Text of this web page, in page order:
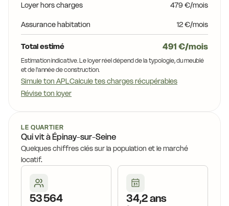
Loyer hors charges 479 €/mois
Assurance habitation 12 €/mois
Total estimé 491 €/mois
Estimation indicative. Le loyer réel dépend de la typologie, du meublé
et de l'année de construction.
Simule ton APLCalcule tes charges récupérables
Révise ton loyer
LE QUARTIER
Qui vit à Épinay-sur-Seine
Quelques chiffres clés sur la population et le marché
locatif.
53 564
34,2 ans